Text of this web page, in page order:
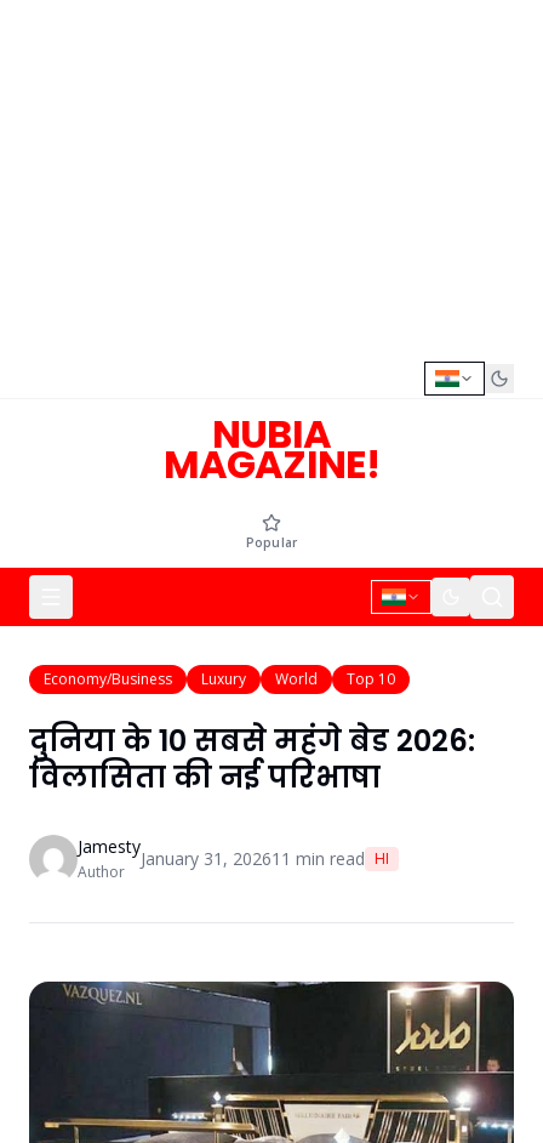
NUBIA
MAGAZINE!
Popular
Economy/Business Luxury World Top 10
दुनिया के 10 सबसे महंगे बेड 2026:
विलासिता की नई परिभाषा
Jamesty
Author
January 31, 202611 min read HI